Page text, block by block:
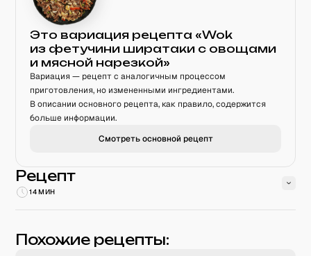
Это вариация рецепта «Wok
из фетучини ширатаки с овощами
и мясной нарезкой»
Вариация — рецепт с аналогичным процессом
приготовления, но измененными ингредиентами.
В описании основного рецепта, как правило, содержится
больше информации.
Смотреть основной рецепт
Рецепт
14 МИН
Похожие рецепты: